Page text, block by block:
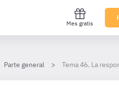
Mes gratis
Parte general Tema 46. La